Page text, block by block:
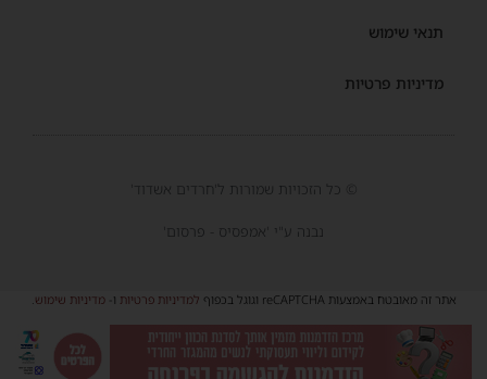
תנאי שימוש
מדיניות פרטיות
© כל הזכויות שמורות ל'חרדים אשדוד'
נבנה ע"י 'אמפסיס - פרסום'
אתר זה מאובטח באמצעות reCAPTCHA וגוגל בכפוף למדיניות פרטיותו-מדיניות שימוש.